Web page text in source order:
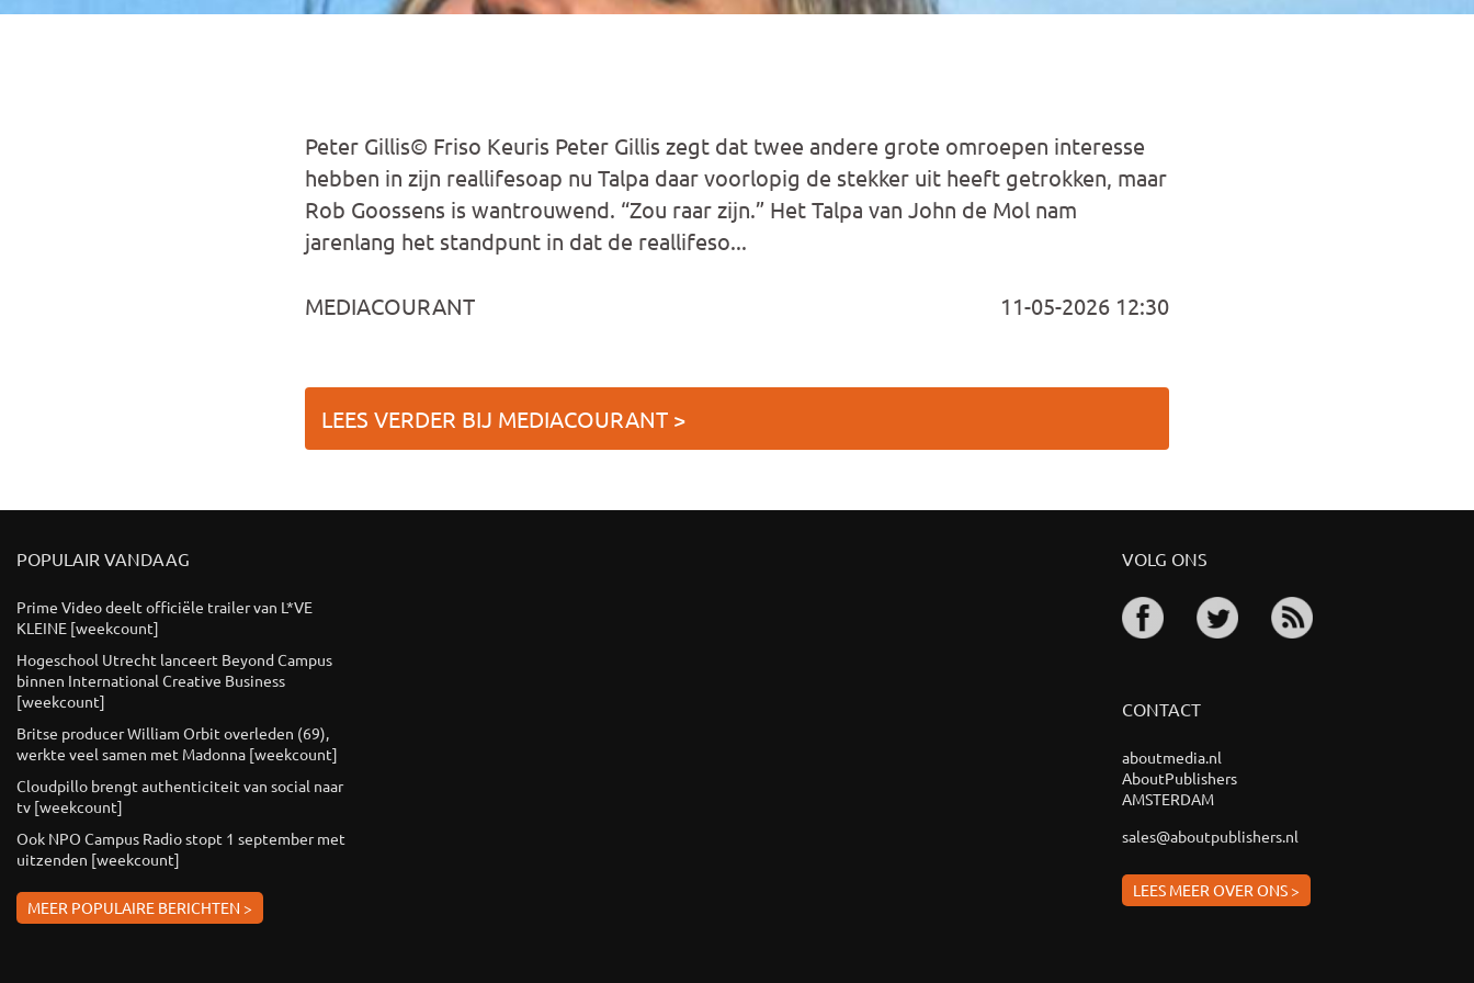
Peter Gillis© Friso Keuris Peter Gillis zegt dat twee andere grote omroepen interesse
hebben in zijn reallifesoap nu Talpa daar voorlopig de stekker uit heeft getrokken, maar
Rob Goossens is wantrouwend. “Zou raar zijn.” Het Talpa van John de Mol nam
jarenlang het standpunt in dat de reallifeso...
MEDIACOURANT 11-05-2026 12:30
LEES VERDER BIJ MEDIACOURANT >
POPULAIR VANDAAG
Prime Video deelt officiële trailer van L*VE
KLEINE [weekcount]
Hogeschool Utrecht lanceert Beyond Campus
binnen International Creative Business
[weekcount]
Britse producer William Orbit overleden (69),
werkte veel samen met Madonna [weekcount]
Cloudpillo brengt authenticiteit van social naar
tv [weekcount]
Ook NPO Campus Radio stopt 1 september met
uitzenden [weekcount]
MEER POPULAIRE BERICHTEN >
VOLG ONS
CONTACT
aboutmedia.nl
AboutPublishers
AMSTERDAM
sales@aboutpublishers.nl
LEES MEER OVER ONS >